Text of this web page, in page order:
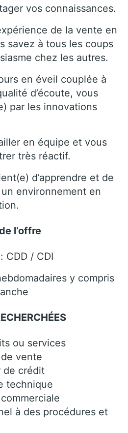
vos connaissances.
de la vente en
savez à tous les coups
chez les autres.
en éveil couplée à
d’écoute, vous
par les innovations
en équipe et vous
très réactif.
d’apprendre et de
environnement en
l’offre
CDD / CDI
y compris
ou services
vente
de crédit
technique
à des procédures et